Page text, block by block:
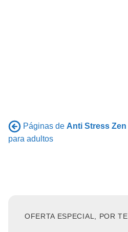
Páginas de Anti Stress Zen
para adultos
OFERTA ESPECIAL, POR